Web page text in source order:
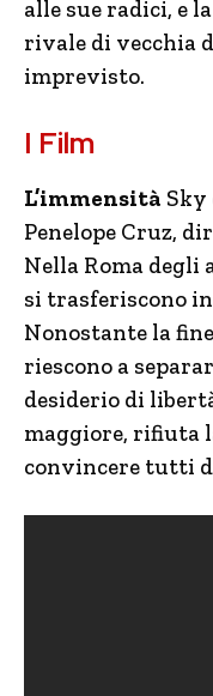
alle sue radici, e
rivale di vecchia
imprevisto.
I Film
L’immensità Sky
Penelope Cruz,
Nella Roma degli
si trasferiscono
Nonostante la
riescono a
desiderio di
maggiore, rifiuta
convincere tutti